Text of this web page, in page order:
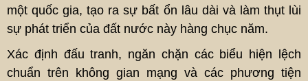
một quốc gia, tạo ra sự bất ổn lâu dài và làm thụt lùi
sự phát triển của đất nước này hàng chục năm.
Xác định đấu tranh, ngăn chặn các biểu hiện lệch
chuẩn trên không gian mạng và các phương tiện